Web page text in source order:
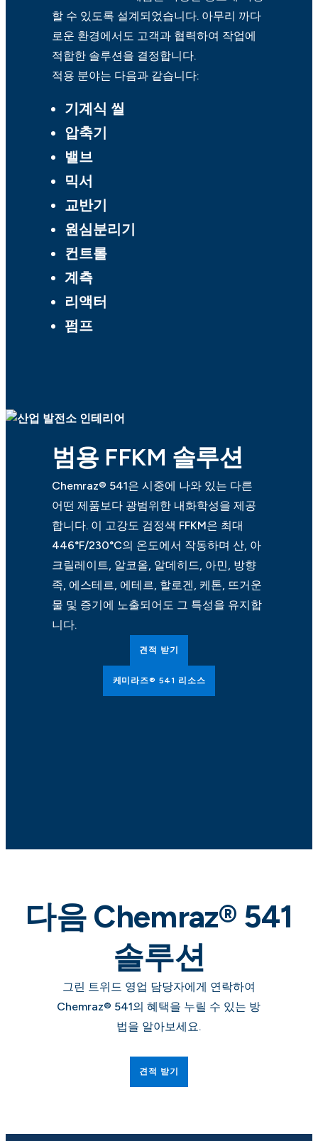
할 수 있도록 설계되었습니다. 아무리 까다
로운 환경에서도 고객과 협력하여 작업에
적합한 솔루션을 결정합니다.
적용 분야는 다음과 같습니다:
기계식 씰
압축기
밸브
믹서
교반기
원심분리기
컨트롤
계측
리액터
펌프
범용 FFKM 솔루션
Chemraz® 541은 시중에 나와 있는 다른
어떤 제품보다 광범위한 내화학성을 제공
합니다. 이 고강도 검정색 FFKM은 최대
446°F/230°C의 온도에서 작동하며 산, 아
크릴레이트, 알코올, 알데히드, 아민, 방향
족, 에스테르, 에테르, 할로겐, 케톤, 뜨거운
물 및 증기에 노출되어도 그 특성을 유지합
니다.
견적 받기
케미라즈® 541 리소스
다음 Chemraz® 541
솔루션
그린 트위드 영업 담당자에게 연락하여
Chemraz® 541의 혜택을 누릴 수 있는 방
법을 알아보세요.
견적 받기